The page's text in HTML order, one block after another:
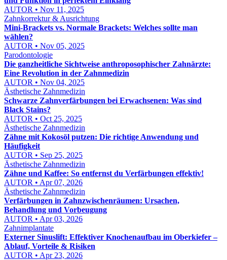
AUTOR • Nov 11, 2025
Zahnkorrektur & Ausrichtung
Mini-Brackets vs. Normale Brackets: Welches sollte man
wählen?
AUTOR • Nov 05, 2025
Parodontologie
Die ganzheitliche Sichtweise anthroposophischer Zahnärzte:
Eine Revolution in der Zahnmedizin
AUTOR • Nov 04, 2025
Ästhetische Zahnmedizin
Schwarze Zahnverfärbungen bei Erwachsenen: Was sind
Black Stains?
AUTOR • Oct 25, 2025
Ästhetische Zahnmedizin
Zähne mit Kokosöl putzen: Die richtige Anwendung und
Häufigkeit
AUTOR • Sep 25, 2025
Ästhetische Zahnmedizin
Zähne und Kaffee: So entfernst du Verfärbungen effektiv!
AUTOR • Apr 07, 2026
Ästhetische Zahnmedizin
Verfärbungen in Zahnzwischenräumen: Ursachen,
Behandlung und Vorbeugung
AUTOR • Apr 03, 2026
Zahnimplantate
Externer Sinuslift: Effektiver Knochenaufbau im Oberkiefer –
Ablauf, Vorteile & Risiken
AUTOR • Apr 23, 2026